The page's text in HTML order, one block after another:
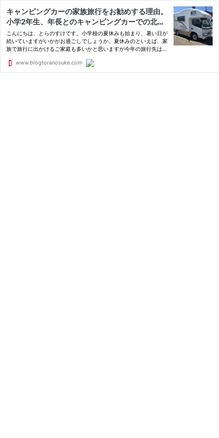
キャンピングカーの家族旅行をお勧めする理由。
小学2年生、年長とのキャンピングカーでの北海
道旅行に行ってきました。 : とらのすけブログ
こんにちは、とらのすけです。小学校の夏休みも始まり、暑い日が
続いていますがいかがお過ごしでしょうか。夏休みのといえば、家
族で旅行に出かけるご家庭も多いかと思いますが今年の旅行先はも
こうか、どう過
www.blogtoranosuke.com